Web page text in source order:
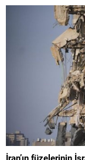
İran’ın füzelerinin